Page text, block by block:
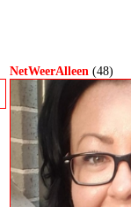
NetWeerAlleen (48)